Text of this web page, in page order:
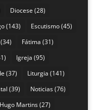
Diocese (28)
(143) Escutismo(45)
Fátima (31)
Igreja (95)
(37) Liturgia (141)
(39) Noticias(76)
Martins(27)